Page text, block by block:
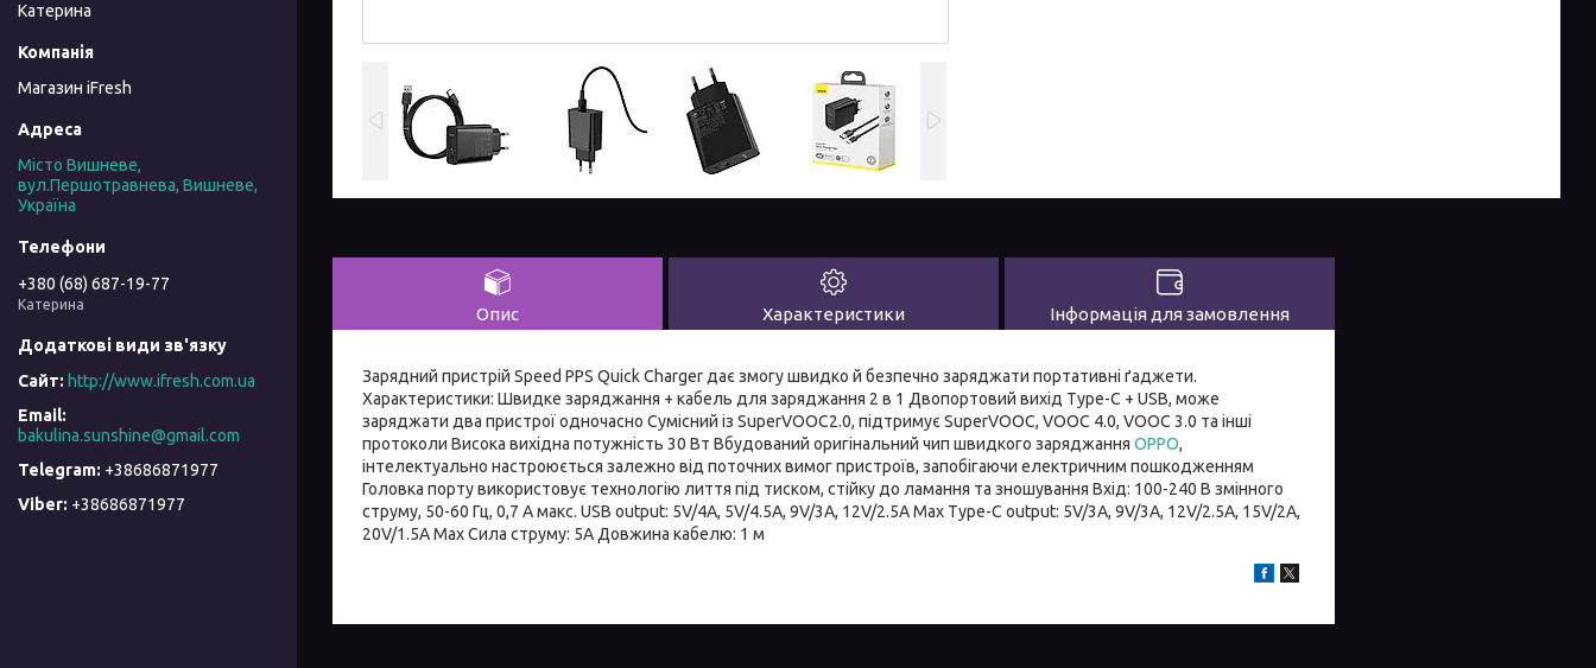
Опис Характеристики Інформація для замовлення
Зарядний пристрій Speed PPS Quick Charger дає змогу швидко й безпечно заряджати портативні ґаджети.
Характеристики: Швидке заряджання + кабель для заряджання 2 в 1 Двопортовий вихід Type-C + USB, може
заряджати два пристрої одночасно Сумісний із SuperVOOC2.0, підтримує SuperVOOC, VOOC 4.0, VOOC 3.0 та інші
протоколи Висока вихідна потужність 30 Вт Вбудований оригінальний чип швидкого заряджання OPPO,
інтелектуально настроюється залежно від поточних вимог пристроїв, запобігаючи електричним пошкодженням
Головка порту використовує технологію лиття під тиском, стійку до ламання та зношування Вхід: 100-240 В змінного
струму, 50-60 Гц, 0,7 А макс. USB output: 5V/4A, 5V/4.5A, 9V/3A, 12V/2.5A Max Type-C output: 5V/3A, 9V/3A, 12V/2.5A, 15V/2A,
20V/1.5A Max Сила струму: 5А Довжина кабелю: 1 м
Катерина
Магазин iFresh
Місто Вишневе,
вул.Першотравнева, Вишневе,
Україна
+380 (68) 687-19-77
Катерина
http://www.ifresh.com.ua
bakulina.sunshine@gmail.com
+38686871977
+38686871977